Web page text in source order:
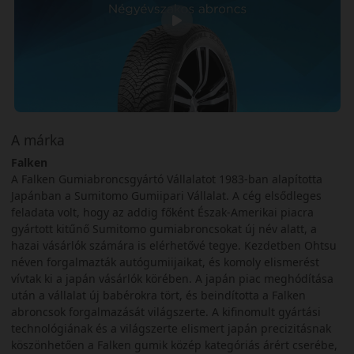
A márka
Falken
A Falken Gumiabroncsgyártó Vállalatot 1983-ban alapította
Japánban a Sumitomo Gumiipari Vállalat. A cég elsődleges
feladata volt, hogy az addig főként Észak-Amerikai piacra
gyártott kitűnő Sumitomo gumiabroncsokat új név alatt, a
hazai vásárlók számára is elérhetővé tegye. Kezdetben Ohtsu
néven forgalmazták autógumiijaikat, és komoly elismerést
vívtak ki a japán vásárlók körében. A japán piac meghódítása
után a vállalat új babérokra tört, és beindította a Falken
abroncsok forgalmazását világszerte. A kifinomult gyártási
technológiának és a világszerte elismert japán precizitásnak
köszönhetően a Falken gumik közép kategóriás árért cserébe,